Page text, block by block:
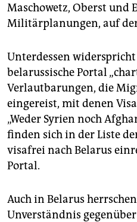
Maschowetz, Oberst und
Militärplanungen, auf
Unterdessen
belarussische Portal
Verlautbarungen, die
eingereist, mit denen
„Weder Syrien noch
finden sich in der Liste
visafrei nach Belarus
Portal.
Auch in Belarus
Unverständnis